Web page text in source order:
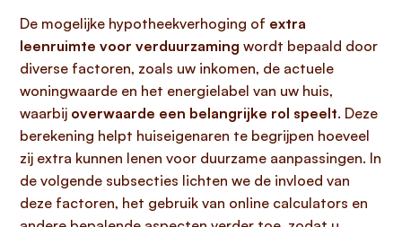
De mogelijke hypotheekverhoging of extra
leenruimte voor verduurzaming wordt bepaald door
diverse factoren, zoals uw inkomen, de actuele
woningwaarde en het energielabel van uw huis,
waarbij overwaarde een belangrijke rol speelt. Deze
berekening helpt huiseigenaren te begrijpen hoeveel
zij extra kunnen lenen voor duurzame aanpassingen. In
de volgende subsecties lichten we de invloed van
deze factoren, het gebruik van online calculators en